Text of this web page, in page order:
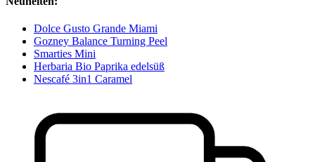
Dolce Gusto Grande Miami
Gozney Balance Turning Peel
Smarties Mini
Herbaria Bio Paprika edelsüß
Nescafé 3in1 Caramel